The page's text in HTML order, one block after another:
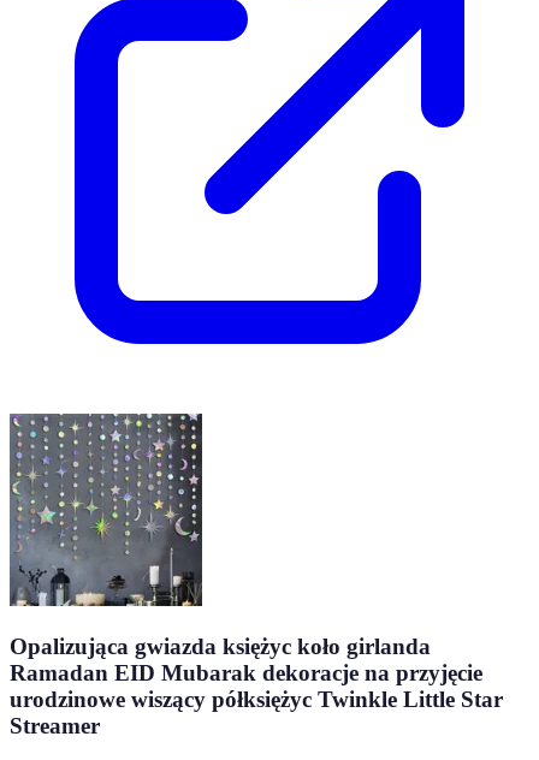
Opalizująca gwiazda księżyc koło girlanda
Ramadan EID Mubarak dekoracje na przyjęcie
urodzinowe wiszący półksiężyc Twinkle Little Star
Streamer